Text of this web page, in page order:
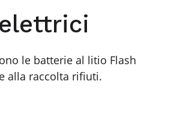
le batterie al litio Flash
alla raccolta rifiuti.